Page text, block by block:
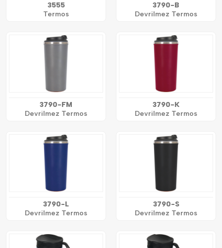
3555
Termos
3790-B
Devrilmez Termos
3790-FM
Devrilmez Termos
3790-K
Devrilmez Termos
3790-L
Devrilmez Termos
3790-S
Devrilmez Termos